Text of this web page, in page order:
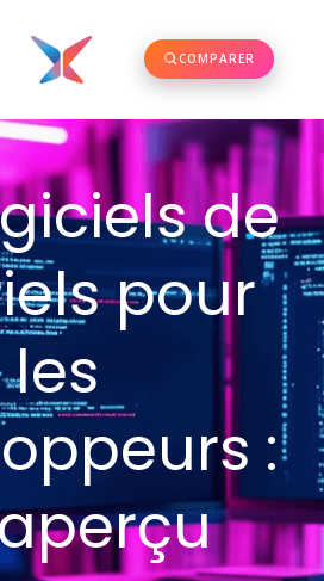
COMPARER
de
pour
les
: